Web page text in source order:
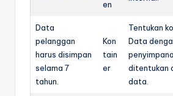
en
Data
pelanggan
harus disimpan
selama 7
tahun.
Kon
tain
er
Tentukan
Data
ditentukan
data.